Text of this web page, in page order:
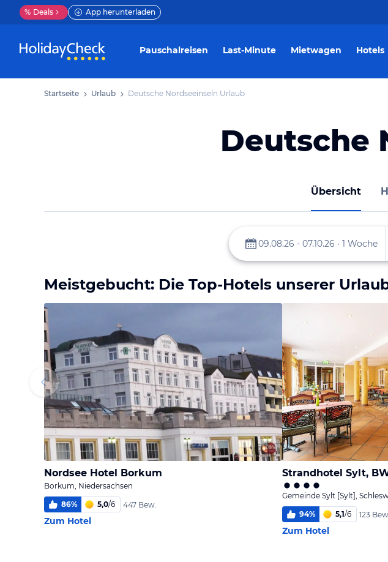
% Deals App herunterladen
Pauschalreisen Last-Minute Mietwagen Hotels
Startseite Urlaub Deutsche Nordseeinseln Urlaub
Deutsche
Übersicht
Meistgebucht: Die Top-Hotels unserer
Nordsee Hotel Borkum
Borkum, Niedersachsen
86% 5,0/6 447 Bew.
Zum Hotel
Gemeinde Sylt [Sylt],
94% 5,1/6 123 Bew.
Zum Hotel